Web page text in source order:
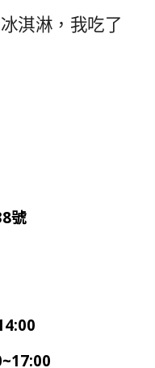
淇淋，我吃了
號